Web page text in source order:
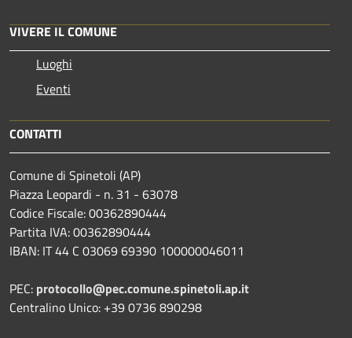
VIVERE IL COMUNE
Luoghi
Eventi
CONTATTI
Comune di Spinetoli (AP)
Piazza Leopardi - n. 31 - 63078
Codice Fiscale: 00362890444
Partita IVA: 00362890444
IBAN: IT 44 C 03069 69390 100000046011
PEC: protocollo@pec.comune.spinetoli.ap.it
Centralino Unico: +39 0736 890298